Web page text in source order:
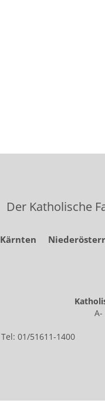
Der Katholische
Kärnten
A-
Tel: 01/51611-1400